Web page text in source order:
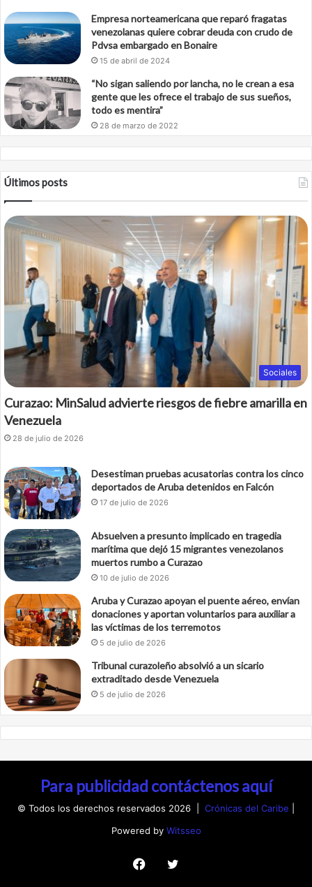
Empresa norteamericana que reparó fragatas
venezolanas quiere cobrar deuda con crudo de
Pdvsa embargado en Bonaire
15 de abril de 2024
“No sigan saliendo por lancha, no le crean a esa
gente que les ofrece el trabajo de sus sueños,
todo es mentira”
28 de marzo de 2022
Últimos posts
Sociales
Curazao: MinSalud advierte riesgos de fiebre amarilla en
Venezuela
28 de julio de 2026
Desestiman pruebas acusatorias contra los cinco
deportados de Aruba detenidos en Falcón
17 de julio de 2026
Absuelven a presunto implicado en tragedia
marítima que dejó 15 migrantes venezolanos
muertos rumbo a Curazao
10 de julio de 2026
Aruba y Curazao apoyan el puente aéreo, envían
donaciones y aportan voluntarios para auxiliar a
las víctimas de los terremotos
5 de julio de 2026
Tribunal curazoleño absolvió a un sicario
extraditado desde Venezuela
5 de julio de 2026
Para publicidad contáctenos aquí
© Todos los derechos reservados 2026 | Crónicas del Caribe
Powered by Witsseo
FacebookTwitter